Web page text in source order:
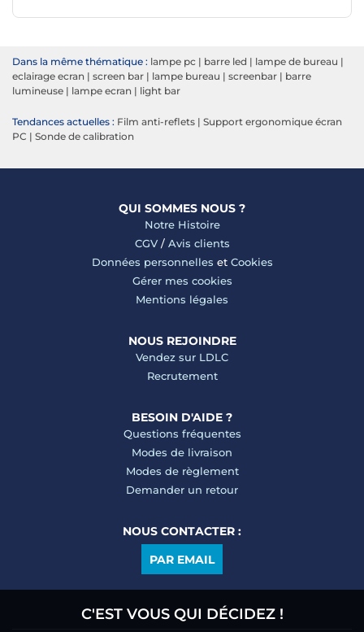
Dans la même thématique : lampe pc | barre led | lampe de bureau |
eclairage ecran | screen bar | lampe bureau | screenbar | barre
lumineuse | lampe ecran | light bar
Tendances actuelles : Film anti-reflets | Support ergonomique écran
PC | Sonde de calibration
QUI SOMMES NOUS ?
Notre Histoire
CGV/ Avis clients
Données personnelles et Cookies
Gérer mes cookies
Mentions légales
NOUS REJOINDRE
Vendez sur LDLC
Recrutement
BESOIN D'AIDE ?
Questions fréquentes
Modes de livraison
Modes de règlement
Demander un retour
NOUS CONTACTER :
PAR EMAIL
C'EST VOUS QUI DÉCIDEZ !